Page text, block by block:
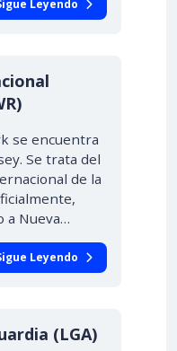
Leyendo
se encuentra
Se trata del
de la
a Nueva…
Leyendo
(LGA)